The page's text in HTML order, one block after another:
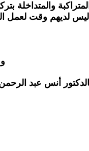
ليس لديهم وقت لعمل
أنس عبد